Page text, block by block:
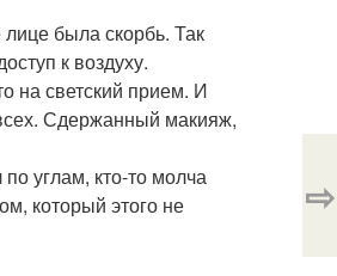
была скорбь. Так
к воздуху.
на светский прием. И
Сдержанный макияж,
углам, кто-то молча
который этого не
⇨